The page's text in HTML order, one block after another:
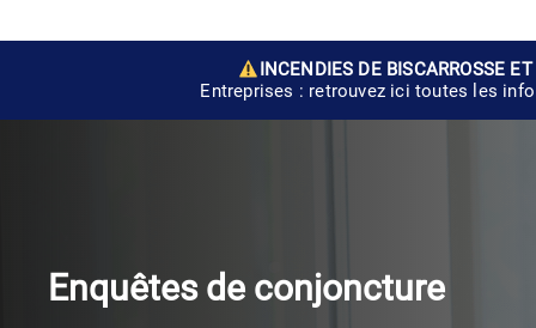
INCENDIES DE BISCARROSSE
Entreprises : retrouvez ici toutes les
Enquêtes de conjoncture